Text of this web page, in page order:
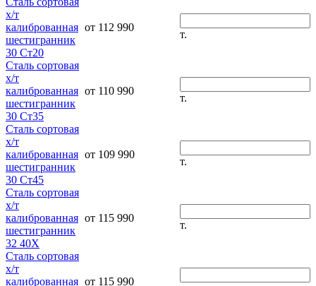
х/т
калиброванная
шестигранник
30 Ст20
от 112 990
т.
Сталь сортовая
х/т
калиброванная
шестигранник
30 Ст35
от 110 990
т.
Сталь сортовая
х/т
калиброванная
шестигранник
30 Ст45
от 109 990
т.
Сталь сортовая
х/т
калиброванная
шестигранник
32 40Х
от 115 990
т.
Сталь сортовая
х/т
калиброванная от 115 990